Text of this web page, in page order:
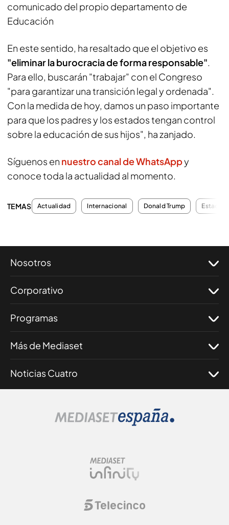
comunicado del propio departamento de
Educación
En este sentido, ha resaltado que el objetivo es
"eliminar la burocracia de forma responsable".
Para ello, buscarán "trabajar" con el Congreso
"para garantizar una transición legal y ordenada".
Con la medida de hoy, damos un paso importante
para que los padres y los estados tengan control
sobre la educación de sus hijos", ha zanjado.
Síguenos en nuestro canal de WhatsAppy
conoce toda la actualidad al momento.
TEMAS Actualidad Internacional Donald Trump Estados
Nosotros
Corporativo
Programas
Más de Mediaset
Noticias Cuatro